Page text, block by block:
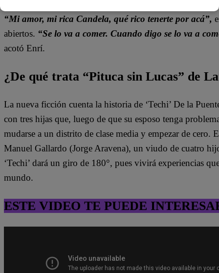
“Mi amor, mi rica Candela, qué rico tenerte por acá”,
abiertos. “Se lo va a comer. Cuando digo se lo va a
acotó Enrí.
¿De qué trata “Pituca sin Lucas” de
La nueva ficción cuenta la historia de ‘Techi’ De la
con tres hijas que, luego de que su esposo tenga
mudarse a un distrito de clase media y empezar de cero.
Manuel Gallardo (Jorge Aravena), un viudo de cuatro
‘Techi’ dará un giro de 180°, pues vivirá experiencias
mundo.
ESTE VIDEO TE PUEDE